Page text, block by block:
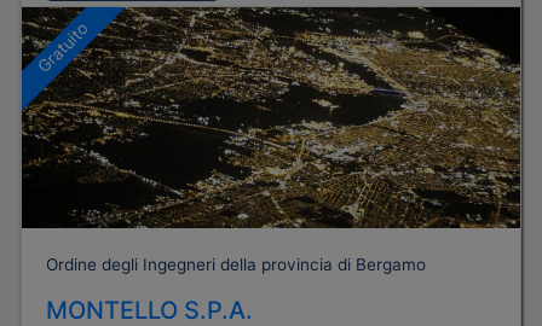
Gratuito
Ordine degli Ingegneri della provincia di Bergamo
MONTELLO S.P.A.